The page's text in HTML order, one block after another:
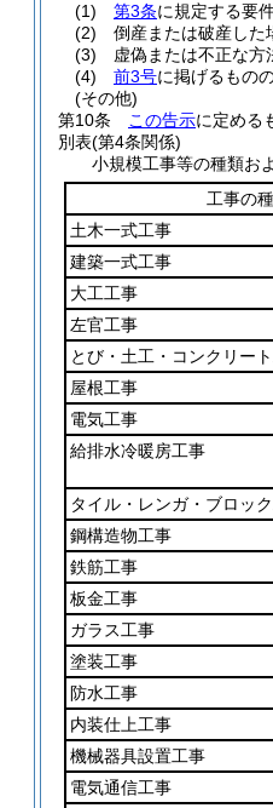
(1)
第3条に規定する要
(2)
倒産または破産した
(3)
虚偽または不正な
(4)
前3号に掲げるもの
(その他)
第10条
この告示に定める
別表(第4条関係)
小規模工事等の種類お
工事の
土木一式工事
建築一式工事
大工工事
左官工事
とび・土工・コンクリー
屋根工事
電気工事
給排水冷暖房工事
タイル・レンガ・ブロッ
鋼構造物工事
鉄筋工事
板金工事
ガラス工事
塗装工事
防水工事
内装仕上工事
機械器具設置工事
電気通信工事